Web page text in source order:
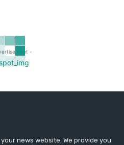
-
news website. We provide you